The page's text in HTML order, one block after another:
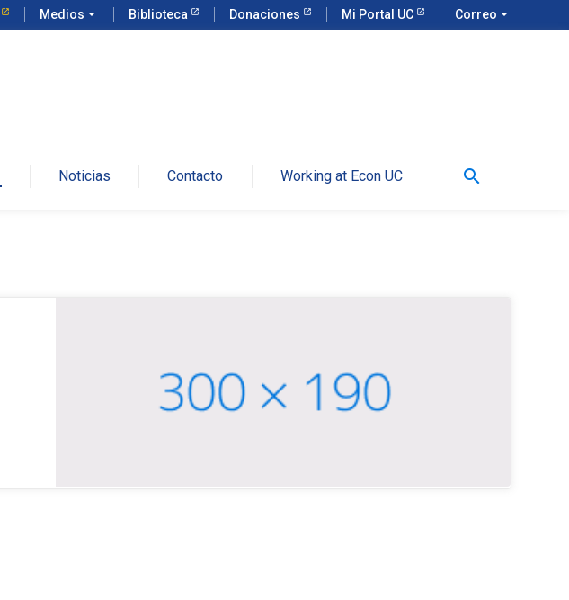
Medios arrow_drop_down Biblioteca Donaciones Mi Portal UC Correo arrow_drop_down
Noticias Contacto Working at Econ UC search